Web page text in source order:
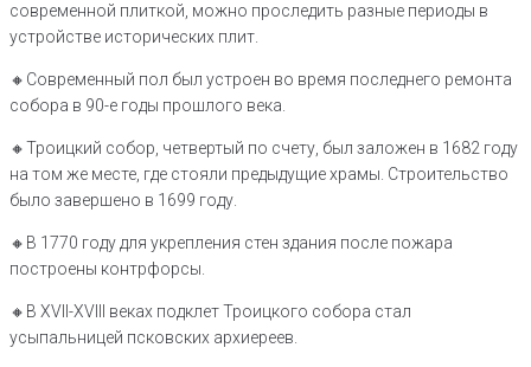
современной плиткой, можно проследить разные периоды в
устройстве исторических плит.
🔸️Современный пол был устроен во время последнего ремонта
собора в 90-е годы прошлого века.
🔸️Троицкий собор, четвертый по счету, был заложен в 1682 году
на том же месте, где стояли предыдущие храмы. Строительство
было завершено в 1699 году.
🔸️В 1770 году для укрепления стен здания после пожара
построены контрфорсы.
🔸️В XVII-XVIII веках подклет Троицкого собора стал
усыпальницей псковских архиереев.